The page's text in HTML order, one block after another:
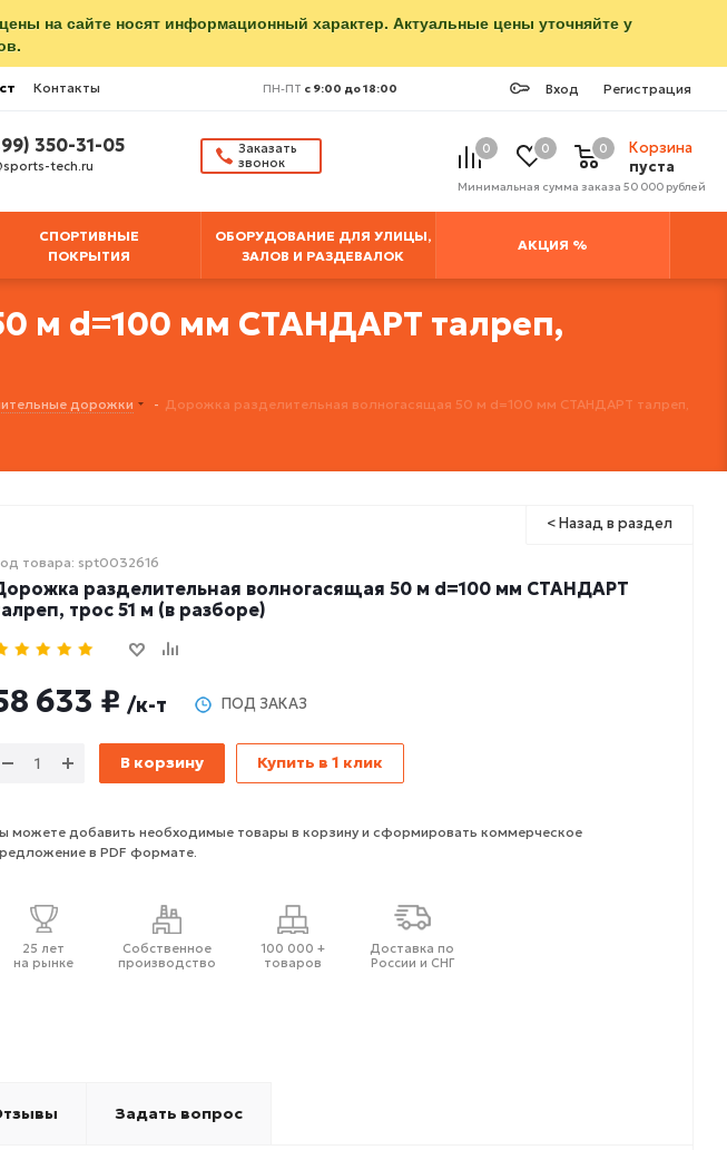
на сайте носят информационный характер. Актуальные цены уточняйте у
Контакты Вход Регистрация
ПН-ПТ с 9:00 до 18:00
350-31-05
tech.ru
Заказать
звонок
0 0
Корзина
пуста
0
Минимальная сумма заказа 50 000 рублей
СПОРТИВНЫЕ
ПОКРЫТИЯ
ОБОРУДОВАНИЕ ДЛЯ УЛИЦЫ,
ЗАЛОВ И РАЗДЕВАЛОК
АКЦИЯ %
м d=100 мм СТАНДАРТ талреп,
дорожки - Дорожка разделительная волногасящая 50 м d=100 мм СТАНДАРТ талреп,
< Назад в раздел
товара: spt0032616
разделительная волногасящая 50 м d=100 мм СТАНДАРТ
трос 51 м (в разборе)
633 ₽ /к-т ПОД ЗАКАЗ
В корзину Купить в 1 клик
можете добавить необходимые товары в корзину и сформировать коммерческое
в PDF формате.
25 лет
на рынке
Собственное
производство
100 000 +
товаров
Доставка по
России и СНГ
Задать вопрос